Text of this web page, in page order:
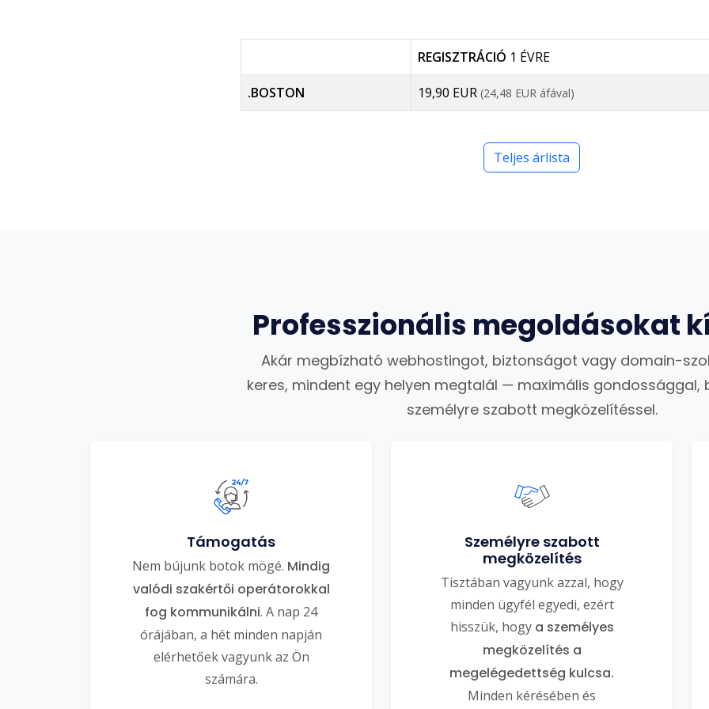
REGISZTRÁCIÓ 1 ÉVRE
.BOSTON 19,90 EUR (24,48 EUR áfával)
Teljes árlista
Professzionális megoldásokat
Akár megbízható webhostingot, biztonságot vagy domain-
keres, mindent egy helyen megtalál — maximális gondossággal,
személyre szabott megközelítéssel.
Támogatás
Nem bújunk botok mögé. Mindig
valódi szakértői operátorokkal
fog kommunikálni. A nap 24
órájában, a hét minden napján
elérhetőek vagyunk az Ön
számára.
Személyre szabott
megközelítés
Tisztában vagyunk azzal, hogy
minden ügyfél egyedi, ezért
hisszük, hogy a személyes
megközelítés a
megelégedettség kulcsa.
Minden kérésében és